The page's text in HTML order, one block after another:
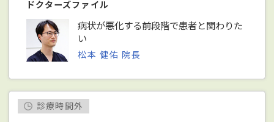
ドクターズファイル
病状が悪化する前段階で患者と関わりた
い
松本 健佑 院長
診療時間外